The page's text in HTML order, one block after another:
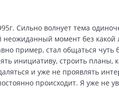
Сильно волнует тема
момент без
пример, стал общаться
инициативу, строить
и уже не проявлять
происходит. Я уже не